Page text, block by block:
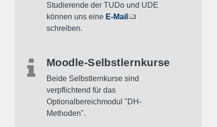
Studierende der TUDo und UDE
können uns eine E-Mail
schreiben.
Moodle-Selbstlernkurse
Beide Selbstlernkurse sind
verpflichtend für das
Optionalbereichmodul "DH-
Methoden".